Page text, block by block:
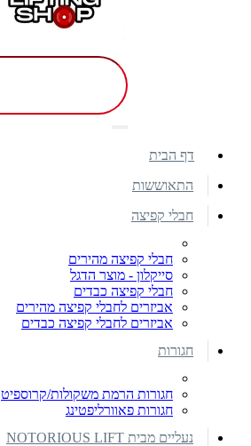
דף הבית
התאוששות
חבלי קפיצה
חבלי קפיצה מהירים
סייקלון - מוצר הדגל
חבלי קפיצה כבדים
אביזרים לחבלי קפיצה מהירים
אביזרים לחבלי קפיצה כבדים
חגורות
חגורות הרמת משקולות/קרוספיט
חגורות פאוורליפטינג
נעליים מבית NOTORIOUS LIFT